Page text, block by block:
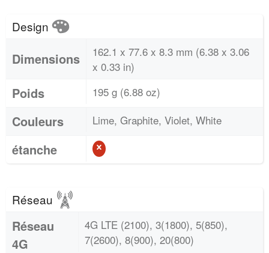
Design
Dimensions
162.1 x 77.6 x 8.3 mm (6.38 x 3.06
x 0.33 in)
Poids 195 g (6.88 oz)
Couleurs Lime, Graphite, Violet, White
étanche
Réseau
Réseau
4G
4G LTE (2100), 3(1800), 5(850),
7(2600), 8(900), 20(800)